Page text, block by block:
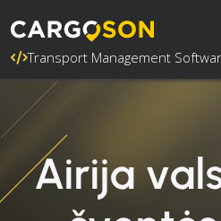
Transport Management
Airija